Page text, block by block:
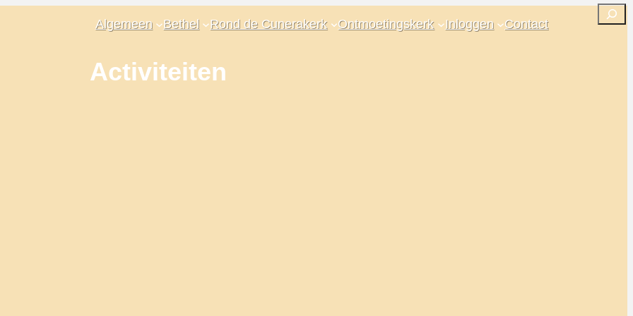
Algemeen Bethel Rond de Cunerakerk Ontmoetingskerk Inloggen Contact
Zoeken
Activiteiten